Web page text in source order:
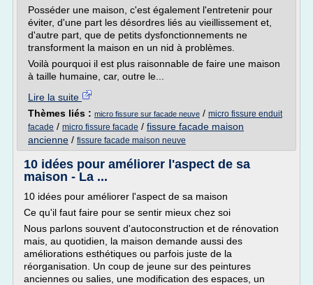
Posséder une maison, c'est également l'entretenir pour
éviter, d'une part les désordres liés au vieillissement et,
d'autre part, que de petits dysfonctionnements ne
transforment la maison en un nid à problèmes.
Voilà pourquoi il est plus raisonnable de faire une maison
à taille humaine, car, outre le...
Lire la suite
Thèmes liés : micro fissure sur facade neuve / micro fissure enduit
facade / micro fissure facade / fissure facade maison
ancienne / fissure facade maison neuve
10 idées pour améliorer l'aspect de sa
maison - La ...
10 idées pour améliorer l'aspect de sa maison
Ce qu'il faut faire pour se sentir mieux chez soi
Nous parlons souvent d'autoconstruction et de rénovation
mais, au quotidien, la maison demande aussi des
améliorations esthétiques ou parfois juste de la
réorganisation. Un coup de jeune sur des peintures
anciennes ou salies, une modification des espaces, un